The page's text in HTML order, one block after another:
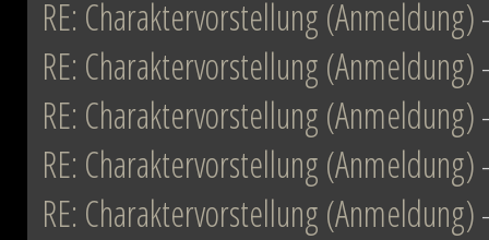
RE: Charaktervorstellung (Anmeldung)
RE: Charaktervorstellung (Anmeldung)
RE: Charaktervorstellung (Anmeldung)
RE: Charaktervorstellung (Anmeldung)
RE: Charaktervorstellung (Anmeldung)